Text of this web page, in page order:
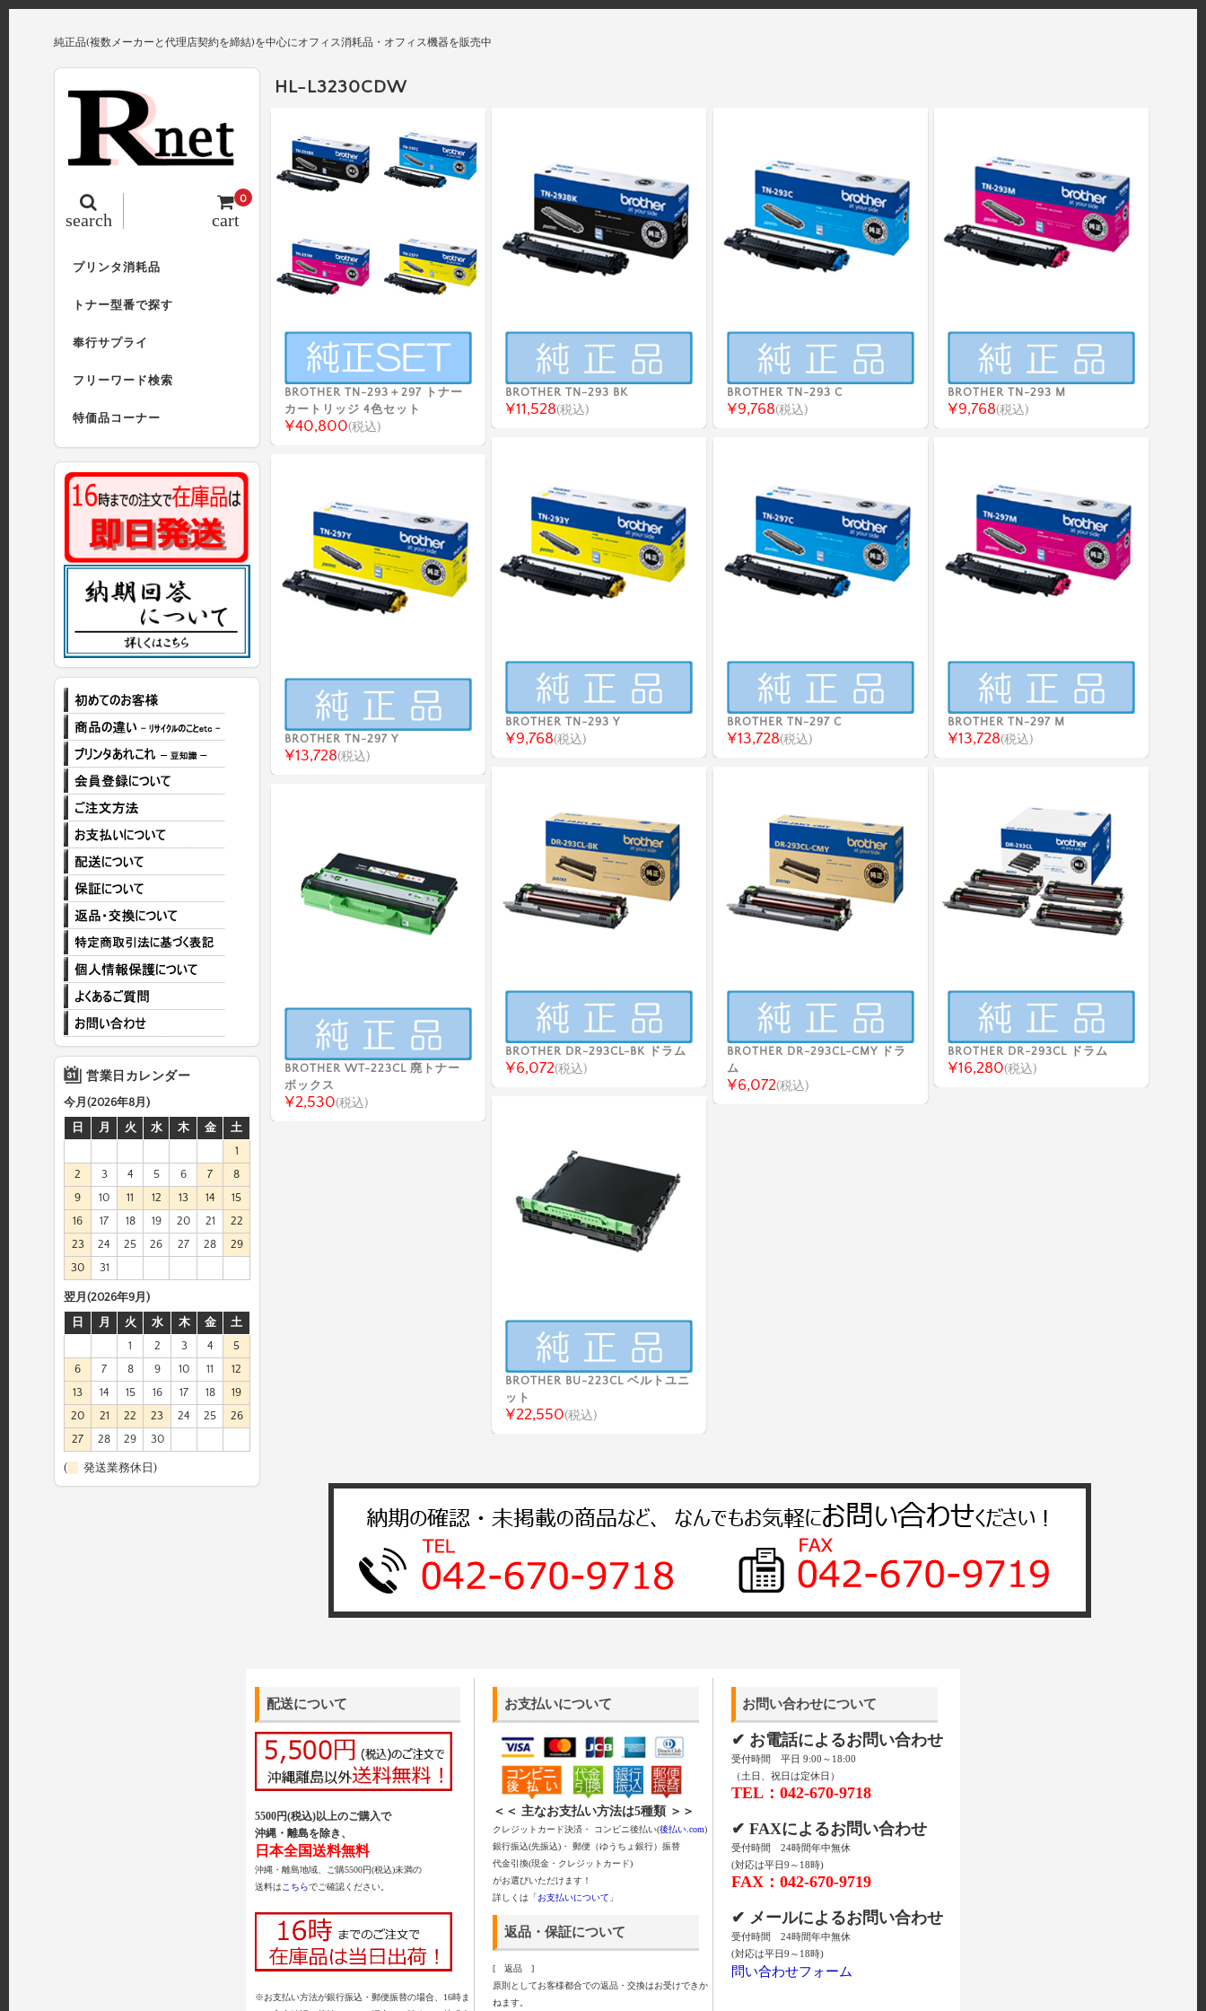
純正品(複数メーカーと代理店契約を締結)を中心にオフィス消耗品・オフィス機器を販売中
cart
0
search
プリンタ消耗品
トナー型番で探す
奉行サプライ
フリーワード検索
特価品コーナー
HL-L3230CDW
BROTHER TN-293＋297 トナー
カートリッジ 4色セット
¥40,800(税込)
BROTHER TN-293 BK
¥11,528(税込)
BROTHER TN-293 C
¥9,768(税込)
BROTHER TN-293 M
¥9,768(税込)
BROTHER TN-293 Y
¥9,768(税込)
BROTHER TN-297 C
¥13,728(税込)
BROTHER TN-297 M
¥13,728(税込)
BROTHER TN-297 Y
¥13,728(税込)
BROTHER DR-293CL-BK ドラム
¥6,072(税込)
BROTHER DR-293CL-CMY ドラ
ム
¥6,072(税込)
BROTHER DR-293CL ドラム
¥16,280(税込)
BROTHER WT-223CL 廃トナー
ボックス
¥2,530(税込)
BROTHER BU-223CL ベルトユニ
ット
¥22,550(税込)
営業日カレンダー
今月(2026年8月)
日
月 火 水 木 金
土
1
2
3 4 5 6 7
8
9
10 11 12 13 14
15
16
17 18 19 20 21
22
23
24 25 26 27 28
29
30
31
翌月(2026年9月)
日
月 火 水 木 金
土
1
2 3 4
5
6
7 8 9 10 11
12
13
14 15 16 17 18
19
20
21 22 23 24 25
26
27
28 29 30
( 発送業務休日)
配送について
5500円(税込)以上のご購入で
沖縄・離島を除き、
日本全国送料無料
沖縄・離島地域、ご購5500円(税込)未満の
送料は こちらでご確認ください。
※お支払い方法が銀行振込・郵便振替の場合、16時ま
お支払いについて
＜＜ 主なお支払い方法は5種類 ＞＞
クレジットカード決済・ コンビニ後払い(後払い.com)
銀行振込(先振込)・ 郵便（ゆうちょ銀行）振替
代金引換(現金・クレジットカード)
がお選びいただけます！
詳しくは「お支払いについて 」
返品・保証について
[ 返品 ]
原則としてお客様都合での返品・交換はお受けできか
ねます。
お問い合わせについて
✔ お電話によるお問い合わせ
受付時間 平日 9:00～18:00
（土日、祝日は定休日）
TEL：042-670-9718
✔ FAXによるお問い合わせ
受付時間 24時間年中無休
(対応は平日9～18時)
FAX：042-670-9719
✔ メールによるお問い合わせ
受付時間 24時間年中無休
(対応は平日9～18時)
問い合わせフォーム